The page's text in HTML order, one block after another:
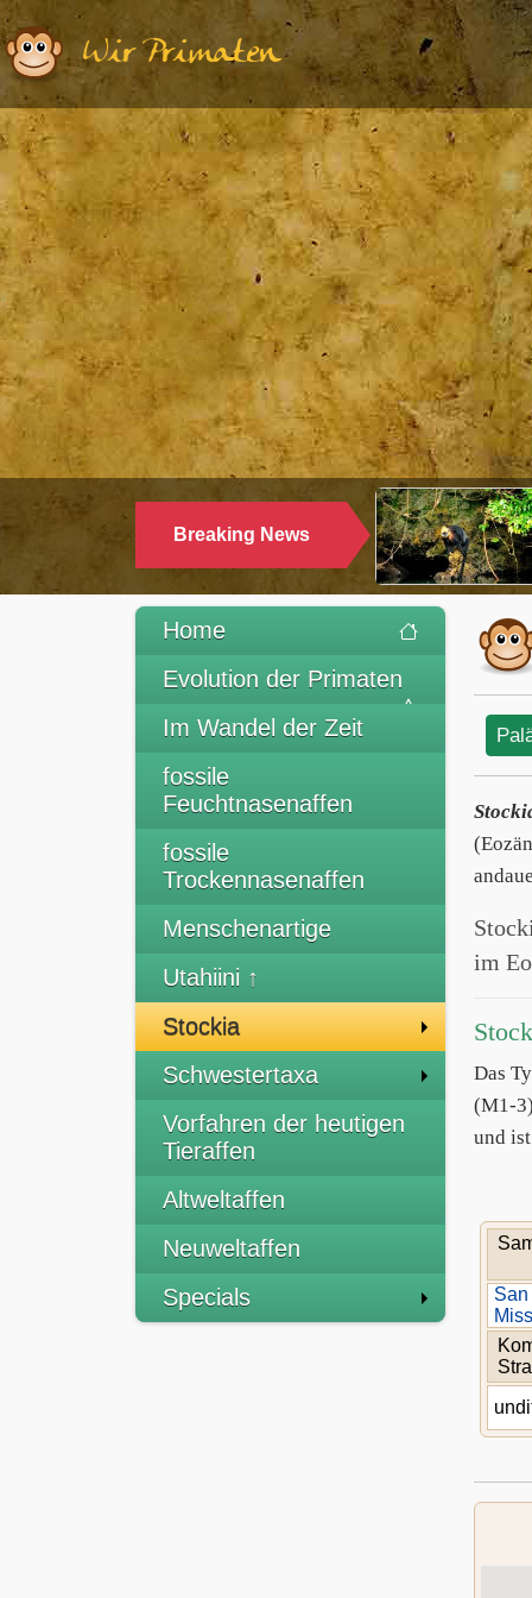
Wir Primaten
Breaking News
28.10.2024
WARUM LANGUREN SALZWASSER
Home
Evolution der Primaten
Im Wandel der Zeit
fossile
Feuchtnasenaffen
fossile
Trockennasenaffen
Menschenartige
Utahiini ↑
Stockia
Schwestertaxa
Vorfahren der heutigen
Tieraffen
Altweltaffen
Neuweltaffen
Specials
im
Das
(M1-
und